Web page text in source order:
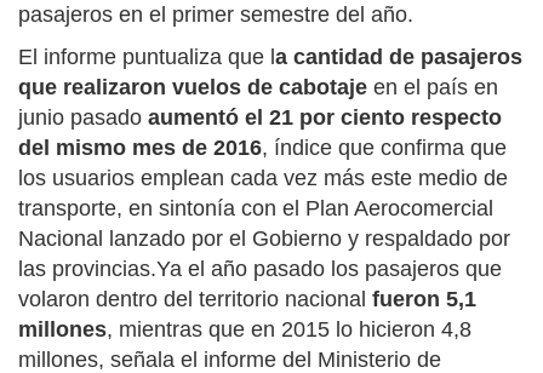
pasajeros en el primer semestre del año.
El informe puntualiza que la cantidad de pasajeros
que realizaron vuelos de cabotaje en el país en
junio pasado aumentó el 21 por ciento respecto
del mismo mes de 2016, índice que confirma que
los usuarios emplean cada vez más este medio de
transporte, en sintonía con el Plan Aerocomercial
Nacional lanzado por el Gobierno y respaldado por
las provincias.Ya el año pasado los pasajeros que
volaron dentro del territorio nacional fueron 5,1
millones, mientras que en 2015 lo hicieron 4,8
millones, señala el informe del Ministerio de